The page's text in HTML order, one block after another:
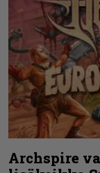
Archspire